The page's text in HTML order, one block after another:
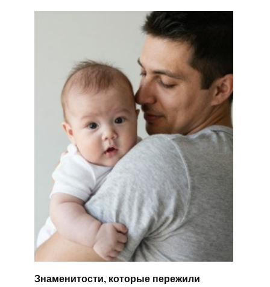
Знаменитости, которые пережили